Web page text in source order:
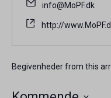
info@MoPF.dk
http://
Begivenheder from this